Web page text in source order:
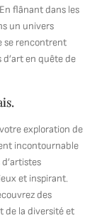
flânant dans les
un univers
se rencontrent
en quête de
exploration de
incontournable
et inspirant.
des
de la diversité et